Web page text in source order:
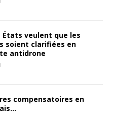
veulent que les
soient clarifiées en
antidrone
compensatoires en